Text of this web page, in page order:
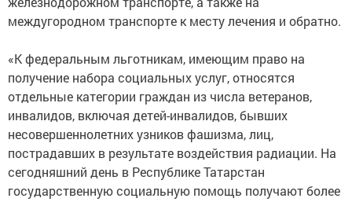
междугородном транспорте к месту лечения и обратно.
«К федеральным льготникам, имеющим право на
получение набора социальных услуг, относятся
отдельные категории граждан из числа ветеранов,
инвалидов, включая детей-инвалидов, бывших
несовершеннолетних узников фашизма, лиц,
пострадавших в результате воздействия радиации. На
сегодняшний день в Республике Татарстан
государственную социальную помощь получают более